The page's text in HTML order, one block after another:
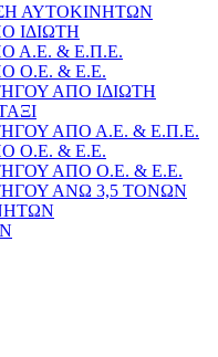
ΑΥΤΟΚΙΝΗΤΩΝ
ΙΔΙΩΤΗ
Α.Ε. & Ε.Π.Ε.
Ο.Ε. & Ε.Ε.
ΑΠΟ ΙΔΙΩΤΗ
ΑΠΟ Α.Ε. & Ε.Π.Ε.
Ο.Ε. & Ε.Ε.
ΑΠΟ Ο.Ε. & Ε.Ε.
ΑΝΩ 3,5 ΤΟΝΩΝ